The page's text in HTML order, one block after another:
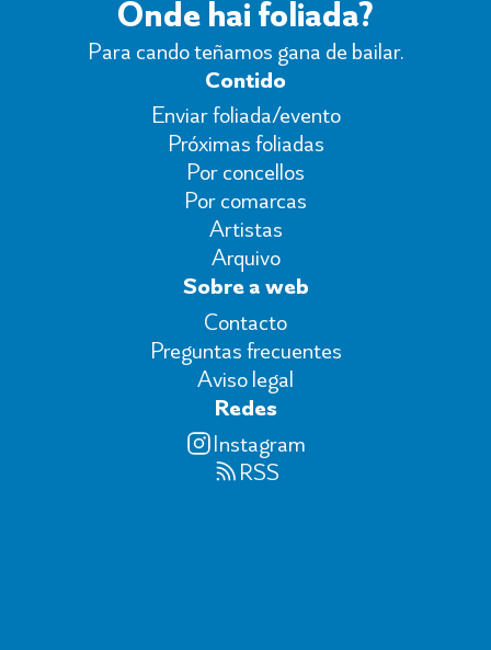
Onde hai foliada?
Para cando teñamos gana de bailar.
Contido
Enviar foliada/evento
Próximas foliadas
Por concellos
Por comarcas
Artistas
Arquivo
Sobre a web
Contacto
Preguntas frecuentes
Aviso legal
Redes
Instagram
RSS